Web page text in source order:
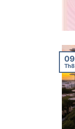
09
Th8